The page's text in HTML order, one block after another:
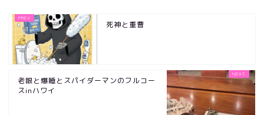
死神と重曹
老眼と爆睡とスパイダーマンのフルコー
スinハワイ